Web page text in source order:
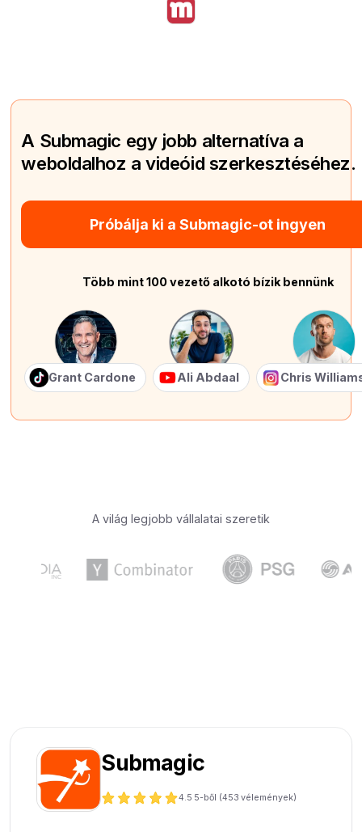
A Submagic egy jobb alternatíva a
weboldalhoz a videóid szerkesztéséhez.
Próbálja ki a Submagic-ot ingyen
Több mint 100 vezető alkotó bízik bennünk
Grant Cardone Ali Abdaal Chris
A világ legjobb vállalatai szeretik
Submagic
4.5 5-ből (453 vélemények)